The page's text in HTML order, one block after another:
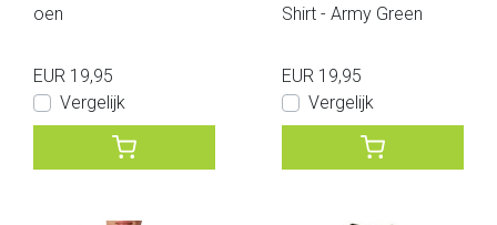
oen
EUR 19,95
Vergelijk
Shirt - Army Green
EUR 19,95
Vergelijk